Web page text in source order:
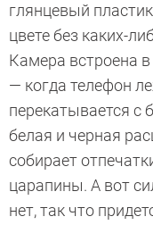
глянцевый
цвете без каких-
Камера встроена
— когда телефон
перекатывается с
белая и черная
собирает
царапины. А вот
нет, так что